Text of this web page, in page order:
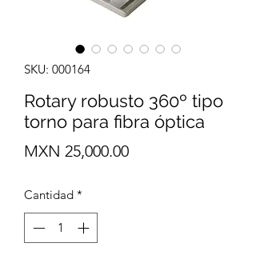
SKU: 000164
Rotary robusto 360º tipo
torno para fibra óptica
MXN 25,000.00Precio
Cantidad *